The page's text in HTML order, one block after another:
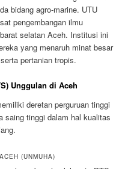
bidang agro-marine. UTU
pengembangan ilmu
selatan Aceh. Institusi ini
yang menaruh minat besar
pertanian tropis.
Unggulan di Aceh
deretan perguruan tinggi
saing tinggi dalam hal kualitas
(UNMUHA)